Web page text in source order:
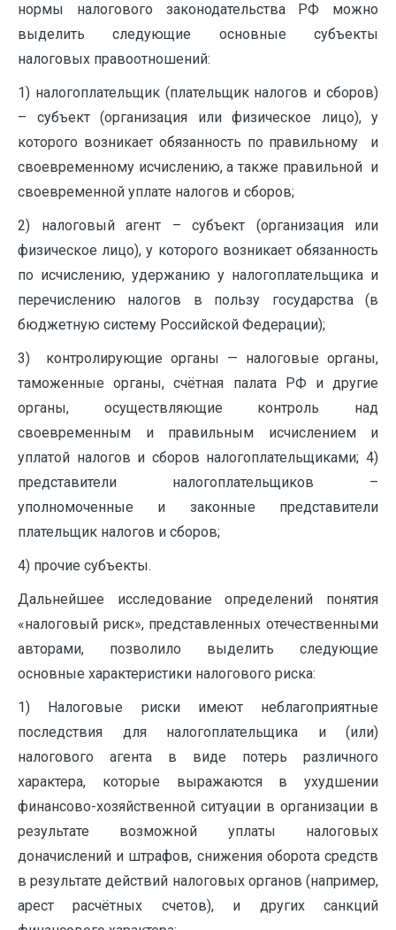
нормы налогового законодательства РФ можно
выделить следующие основные субъекты
налоговых правоотношений:
1) налогоплательщик (плательщик налогов и сборов)
– субъект (организация или физическое лицо), у
которого возникает обязанность по правильному и
своевременному исчислению, а также правильной и
своевременной уплате налогов и сборов;
2) налоговый агент – субъект (организация или
физическое лицо), у которого возникает обязанность
по исчислению, удержанию у налогоплательщика и
перечислению налогов в пользу государства (в
бюджетную систему Российской Федерации);
3) контролирующие органы — налоговые органы,
таможенные органы, счётная палата РФ и другие
органы, осуществляющие контроль над
своевременным и правильным исчислением и
уплатой налогов и сборов налогоплательщиками; 4)
представители налогоплательщиков –
уполномоченные и законные представители
плательщик налогов и сборов;
4) прочие субъекты.
Дальнейшее исследование определений понятия
«налоговый риск», представленных отечественными
авторами, позволило выделить следующие
основные характеристики налогового риска:
1) Налоговые риски имеют неблагоприятные
последствия для налогоплательщика и (или)
налогового агента в виде потерь различного
характера, которые выражаются в ухудшении
финансово-хозяйственной ситуации в организации в
результате возможной уплаты налоговых
доначислений и штрафов, снижения оборота средств
в результате действий налоговых органов (например,
арест расчётных счетов), и других санкций